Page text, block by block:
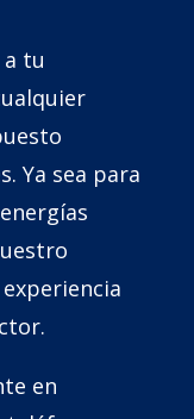
a tu
Ya sea para
en